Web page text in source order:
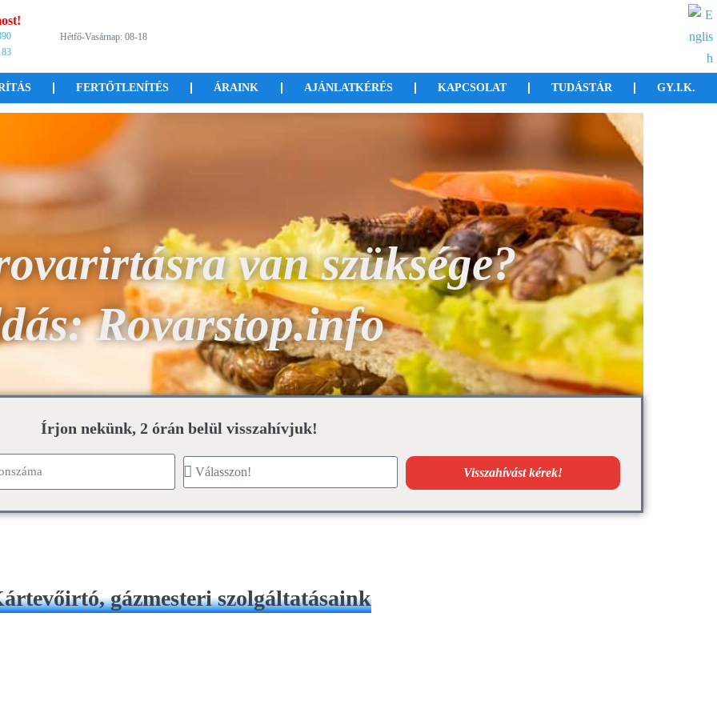
Hétfő-Vasárnap: 08-18
FERTŐTLENÍTÉS ÁRAINK AJÁNLATKÉRÉS KAPCSOLAT TUDÁSTÁR GY.I.K.
a kártevők?
Írjon nekünk, 2 órán belül visszahívjuk!
Visszahívást kérek!
gázmesteri szolgáltatásaink